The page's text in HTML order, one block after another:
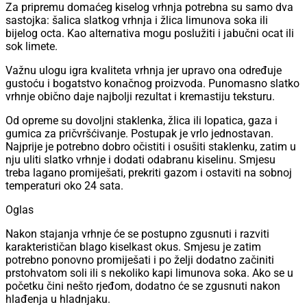
Za pripremu domaćeg kiselog vrhnja potrebna su samo dva
sastojka: šalica slatkog vrhnja i žlica limunova soka ili
bijelog octa. Kao alternativa mogu poslužiti i jabučni ocat ili
sok limete.
Važnu ulogu igra kvaliteta vrhnja jer upravo ona određuje
gustoću i bogatstvo konačnog proizvoda. Punomasno slatko
vrhnje obično daje najbolji rezultat i kremastiju teksturu.
Od opreme su dovoljni staklenka, žlica ili lopatica, gaza i
gumica za pričvršćivanje. Postupak je vrlo jednostavan.
Najprije je potrebno dobro očistiti i osušiti staklenku, zatim u
nju uliti slatko vrhnje i dodati odabranu kiselinu. Smjesu
treba lagano promiješati, prekriti gazom i ostaviti na sobnoj
temperaturi oko 24 sata.
Oglas
Nakon stajanja vrhnje će se postupno zgusnuti i razviti
karakterističan blago kiselkast okus. Smjesu je zatim
potrebno ponovno promiješati i po želji dodatno začiniti
prstohvatom soli ili s nekoliko kapi limunova soka. Ako se u
početku čini nešto rjeđom, dodatno će se zgusnuti nakon
hlađenja u hladnjaku.